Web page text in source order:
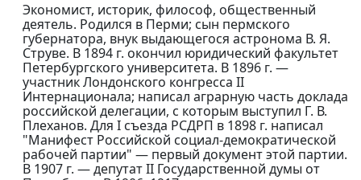
Экономист, историк, философ, общественный
деятель. Родился в Перми; сын пермского
губернатора, внук выдающегося астронома В. Я.
Струве. В 1894 г. окончил юридический факультет
Петербургского университета. В 1896 г. —
участник Лондонского конгресса II
Интернационала; написал аграрную часть доклада
российской делегации, с которым выступил Г. В.
Плеханов. Для I съезда РСДРП в 1898 г. написал
"Манифест Российской социал-демократической
рабочей партии" — первый документ этой партии.
В 1907 г. — депутат II Государственной думы от